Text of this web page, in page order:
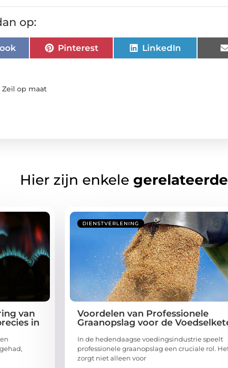
op:
Pinterest LinkedIn
Zeil op maat
Hier zijn enkele
van
in
DIENSTVERLENING
Voordelen van Professionele
Graanopslag voor de
In de hedendaagse voedingsindustrie speelt
professionele graanopslag een cruciale rol.
zorgt niet alleen voor